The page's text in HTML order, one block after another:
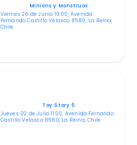
Minions y Monstruos
Viernes 26 de Junio 19:00, Avenida
Fernando Castillo Velasco 8580, La Reina,
Chile
Toy Story 5
Jueves 02 de Julio 11:00, Avenida Fernando
Castillo Velasco 8580, La Reina, Chile